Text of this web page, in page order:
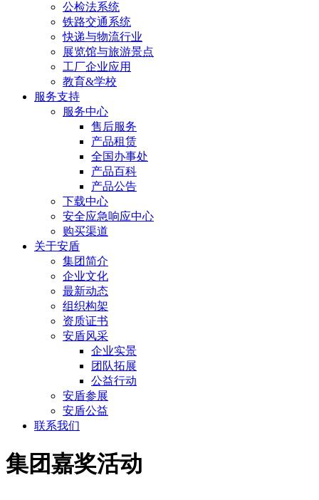
公检法系统
铁路交通系统
快递与物流行业
展览馆与旅游景点
工厂企业应用
教育&学校
服务支持
服务中心
售后服务
产品租赁
全国办事处
产品百科
产品公告
下载中心
安全应急响应中心
购买渠道
关于安盾
集团简介
企业文化
最新动态
组织构架
资质证书
安盾风采
企业实景
团队拓展
公益行动
安盾参展
安盾公益
联系我们
集团嘉奖活动